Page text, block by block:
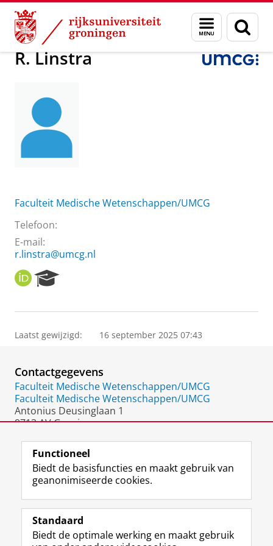
Skip
Content
Skip
Navigation
Menu
en
zoeken
Over ons R. Linstra
R. Linstra
Faculteit Medische Wetenschappen/UMCG
Telefoon:
E-mail:
r.linstra@umcg.nl
O
R
I
e
r
P
o
r
t
a
Laatst gewijzigd: 16 september 2025 07:43
Contactgegevens
Faculteit Medische Wetenschappen/UMCG
Faculteit Medische Wetenschappen/UMCG
Antonius Deusinglaan 1
9713 AV Groningen
Volg de RUG
F
a
e
L
i
k
R
S
-
I
n
t
Y
o
T
Studiekiezers
Functioneel
Biedt de basisfuncties en maakt gebruik van
geanonimiseerde cookies.
Standaard
Biedt de optimale werking en maakt gebruik